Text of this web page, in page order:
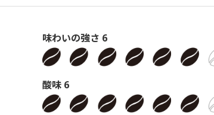
味わいの強さ 6
酸味 6